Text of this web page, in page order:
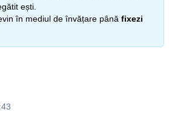
ești.
în mediul de învățare până fixezi